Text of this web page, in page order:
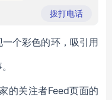
有限公司
拨打电话
个彩色的环，吸引用
的关注者Feed页面的